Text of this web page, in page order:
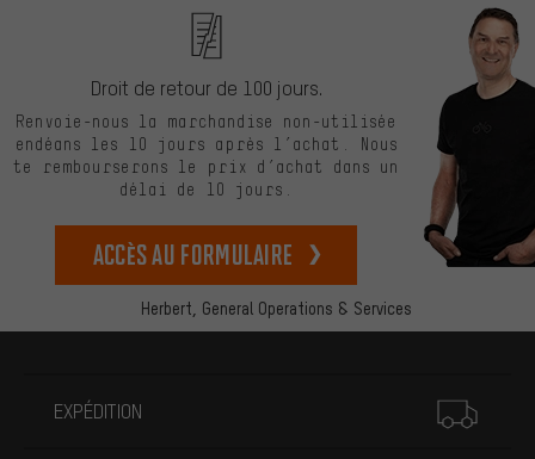
Herbert, General Operations & Services
Droit de retour de 100 jours.
Renvoie-nous la marchandise non-utilisée
endéans les 10 jours après l’achat. Nous
te rembourserons le prix d’achat dans un
délai de 10 jours.
Accès au formulaire
EXPÉDITION